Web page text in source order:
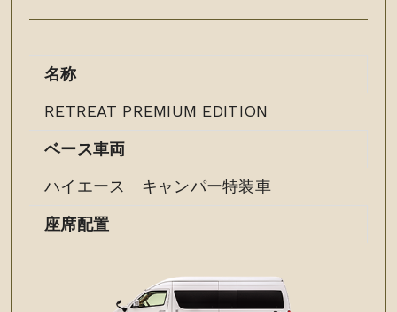
名称
RETREAT PREMIUM EDITION
ベース車両
ハイエース キャンパー特装車
座席配置